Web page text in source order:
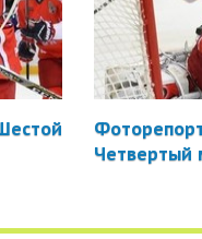
Четвертый